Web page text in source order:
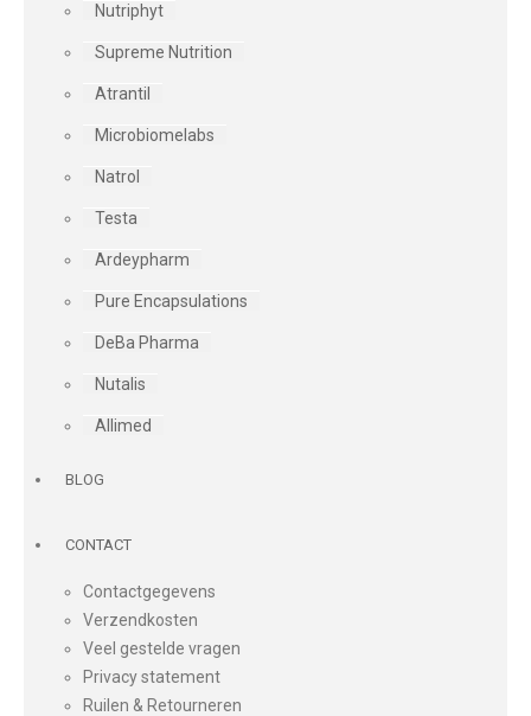
Nutriphyt
Supreme Nutrition
Atrantil
Microbiomelabs
Natrol
Testa
Ardeypharm
Pure Encapsulations
DeBa Pharma
Nutalis
Allimed
BLOG
CONTACT
Contactgegevens
Verzendkosten
Veel gestelde vragen
Privacy statement
Ruilen & Retourneren